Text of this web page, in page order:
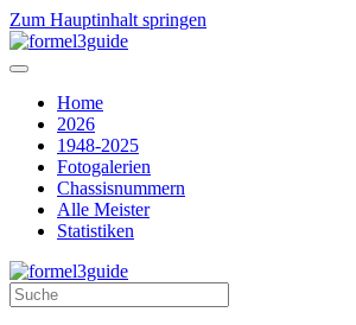
Zum Hauptinhalt springen
Home
2026
1948-2025
Fotogalerien
Chassisnummern
Alle Meister
Statistiken